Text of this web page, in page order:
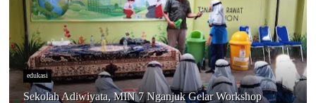
edukasi
Sekolah Adiwiyata, MIN 7 Nganjuk Gelar Workshop